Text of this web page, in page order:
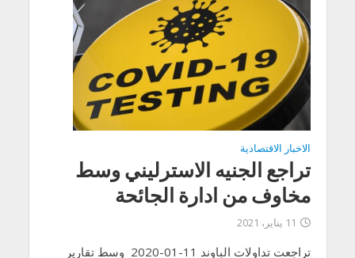
الاخبار الاقتصادية
تراجع الجنيه الاسترليني وسط
مخاوف من ادارة الجائحة
11 يناير، 2021
تراجعت تداولات الباوند 11-01-2020 وسط تقارير